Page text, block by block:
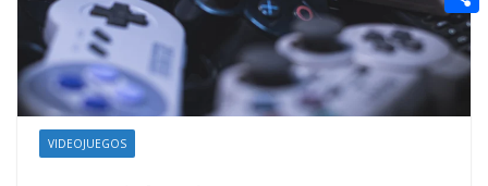
VIDEOJUEGOS
n
g
e
e
e
r
a
i
l
e
d
C